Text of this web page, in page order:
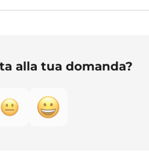
alla tua domanda?